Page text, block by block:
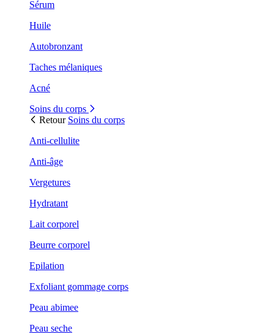
Sérum
Huile
Autobronzant
Taches mélaniques
Acné
Soins du corps
Retour Soins du corps
Anti-cellulite
Anti-âge
Vergetures
Hydratant
Lait corporel
Beurre corporel
Epilation
Exfoliant gommage corps
Peau abimee
Peau seche